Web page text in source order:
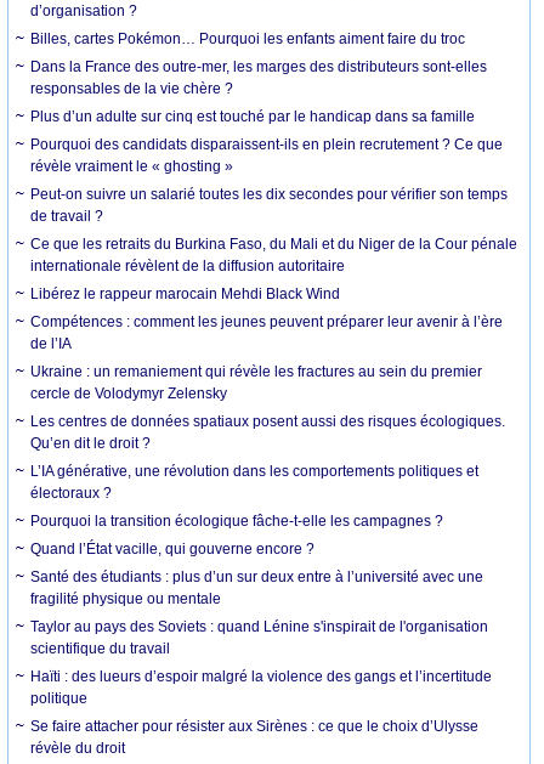
d’organisation ?
Billes, cartes Pokémon… Pourquoi les enfants aiment faire du troc
Dans la France des outre-mer, les marges des distributeurs sont-elles
responsables de la vie chère ?
Plus d’un adulte sur cinq est touché par le handicap dans sa famille
Pourquoi des candidats disparaissent-ils en plein recrutement ? Ce que
révèle vraiment le « ghosting »
Peut-on suivre un salarié toutes les dix secondes pour vérifier son temps
de travail ?
Ce que les retraits du Burkina Faso, du Mali et du Niger de la Cour pénale
internationale révèlent de la diffusion autoritaire
Libérez le rappeur marocain Mehdi Black Wind
Compétences : comment les jeunes peuvent préparer leur avenir à l’ère
de l’IA
Ukraine : un remaniement qui révèle les fractures au sein du premier
cercle de Volodymyr Zelensky
Les centres de données spatiaux posent aussi des risques écologiques.
Qu’en dit le droit ?
L’IA générative, une révolution dans les comportements politiques et
électoraux ?
Pourquoi la transition écologique fâche-t-elle les campagnes ?
Quand l’État vacille, qui gouverne encore ?
Santé des étudiants : plus d’un sur deux entre à l’université avec une
fragilité physique ou mentale
Taylor au pays des Soviets : quand Lénine s'inspirait de l'organisation
scientifique du travail
Haïti : des lueurs d’espoir malgré la violence des gangs et l’incertitude
politique
Se faire attacher pour résister aux Sirènes : ce que le choix d’Ulysse
révèle du droit